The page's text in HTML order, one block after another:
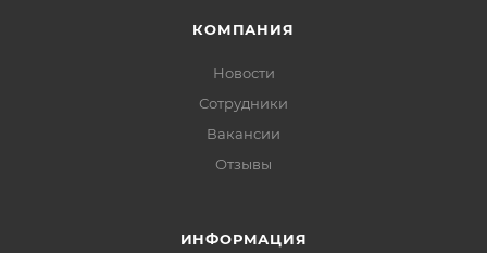
КОМПАНИЯ
Новости
Сотрудники
Вакансии
Отзывы
ИНФОРМАЦИЯ